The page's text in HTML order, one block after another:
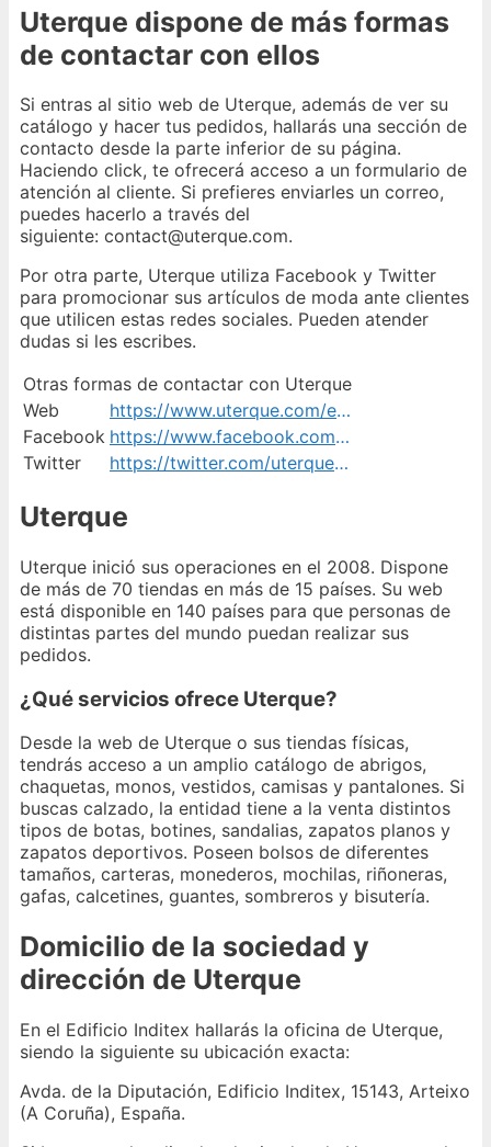
Uterque dispone de más formas
de contactar con ellos
Si entras al sitio web de Uterque, además de ver su
catálogo y hacer tus pedidos, hallarás una sección de
contacto desde la parte inferior de su página.
Haciendo click, te ofrecerá acceso a un formulario de
atención al cliente. Si prefieres enviarles un correo,
puedes hacerlo a través del
siguiente: contact@uterque.com.
Por otra parte, Uterque utiliza Facebook y Twitter
para promocionar sus artículos de moda ante clientes
que utilicen estas redes sociales. Pueden atender
dudas si les escribes.
Otras formas de contactar con Uterque
Web
https://www.uterque.com/es/
Facebook
https://www.facebook.com/uterque/
Twitter
https://twitter.com/uterqueofficial
Uterque
Uterque inició sus operaciones en el 2008. Dispone
de más de 70 tiendas en más de 15 países. Su web
está disponible en 140 países para que personas de
distintas partes del mundo puedan realizar sus
pedidos.
¿Qué servicios ofrece Uterque?
Desde la web de Uterque o sus tiendas físicas,
tendrás acceso a un amplio catálogo de abrigos,
chaquetas, monos, vestidos, camisas y pantalones. Si
buscas calzado, la entidad tiene a la venta distintos
tipos de botas, botines, sandalias, zapatos planos y
zapatos deportivos. Poseen bolsos de diferentes
tamaños, carteras, monederos, mochilas, riñoneras,
gafas, calcetines, guantes, sombreros y bisutería.
Domicilio de la sociedad y
dirección de Uterque
En el Edificio Inditex hallarás la oficina de Uterque,
siendo la siguiente su ubicación exacta:
Avda. de la Diputación, Edificio Inditex, 15143, Arteixo
(A Coruña), España.